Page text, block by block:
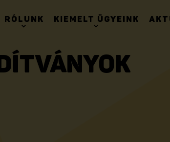
RÓLUNK KIEMELT ÜGYEINK